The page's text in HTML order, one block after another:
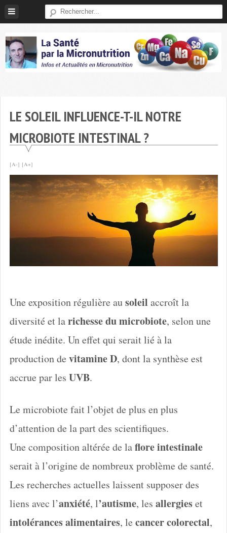
Skip
LE SOLEIL INFLUENCE-T-IL NOTRE
MICROBIOTE INTESTINAL ?
[A-] [A+]
Une exposition régulière ausoleil accroît la
diversité et larichesse du microbiote, selon une
étude inédite. Un effet qui serait lié à la
production de vitamine D, dont la synthèse est
accrue par les UVB.
Le microbiote fait l’objet de plus en plus
d’attention de la part des scientifiques.
Une composition altérée de laflore intestinale
serait à l’origine de nombreux problème de santé.
Les recherches actuelles laissent supposer des
liens avec l’anxiété, l’autisme, les allergieset
intolérances alimentaires, le cancer colorectal,